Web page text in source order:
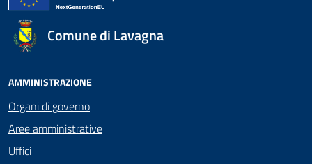
Comune di Lavagna
AMMINISTRAZIONE
Organi di governo
Aree amministrative
Uffici